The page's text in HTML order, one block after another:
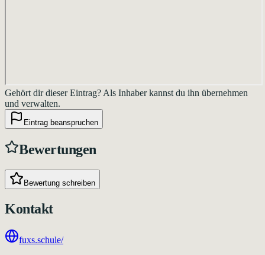
Gehört dir dieser Eintrag? Als Inhaber kannst du ihn übernehmen
und verwalten.
Eintrag beanspruchen
Bewertungen
Bewertung schreiben
Kontakt
fuxs.schule/